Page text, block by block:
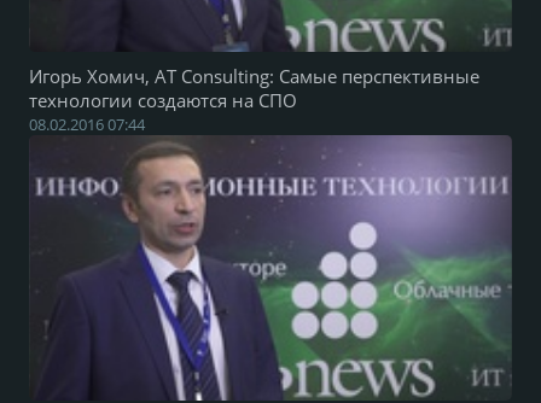
Игорь Хомич, АТ Consulting: Самые перспективные
технологии создаются на СПО
08.02.2016 07:44